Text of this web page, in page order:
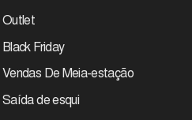
Outlet
Black Friday
Vendas De Meia-estação
Saída de esqui